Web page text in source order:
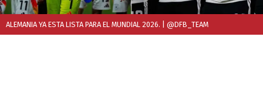
ALEMANIA YA ESTA LISTA PARA EL MUNDIAL 2026. | @DFB_TEAM